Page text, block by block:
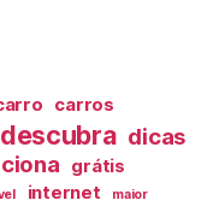
carros
descubra dicas
grátis
internet maior